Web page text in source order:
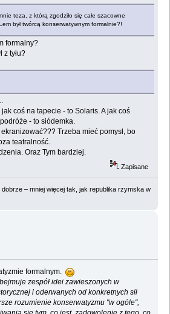
teza, z którą zgodziło się całe szacowne
był twórcą konserwatywnym formalnie?!
formalny?
z tyłu?
coś na tapecie - to Solaris. A jak coś
- to siódemka.
Trzeba mieć pomysł, bo
teatralność.
Oraz Tym bardziej.
Zapisane
– mniej więcej tak, jak republika rzymska w
formalnym.
zespół idei zawieszonych w
i oderwanych od konkretnych sił
rozumienie konserwatyzmu "w ogóle",